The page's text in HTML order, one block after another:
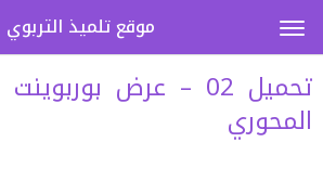
تحميل 02 – عرض
المحوري
موقع تلميذ التربوي